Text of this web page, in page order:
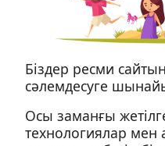
Бiздер ресми
сәлемдесуге
Осы заманғы
технологиялар мен